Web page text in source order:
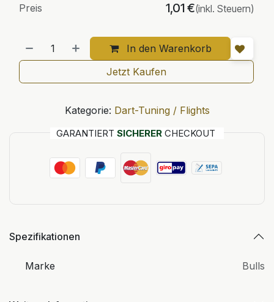
In den Warenkorb
Preis 1,01€(inkl. Steuern)
Jetzt Kaufen
Kategorie: Dart-Tuning / Flights
GARANTIERT SICHERER CHECKOUT
Spezifikationen
Marke Bulls